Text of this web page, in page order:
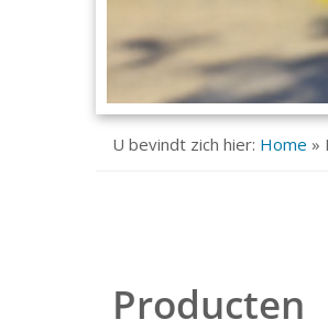
U bevindt zich hier: Home »
Producten